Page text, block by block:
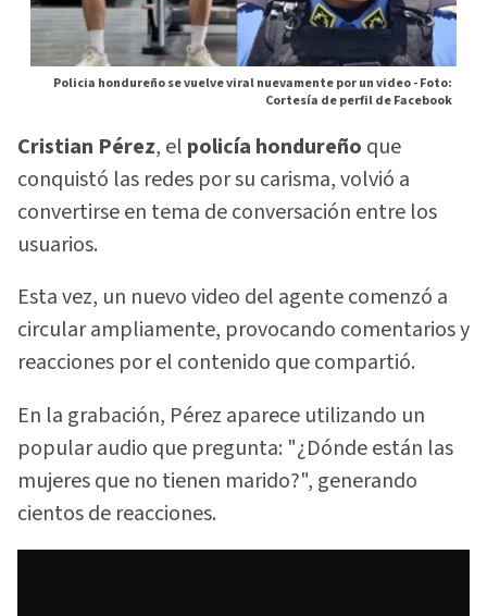
Policia hondureño se vuelve viral nuevamente por un video -Foto:
Cortesía de perfil de Facebook
Cristian Pérez, el policía hondureño que
conquistó las redes por su carisma, volvió a
convertirse en tema de conversación entre los
usuarios.
Esta vez, un nuevo video del agente comenzó a
circular ampliamente, provocando comentarios y
reacciones por el contenido que compartió.
En la grabación, Pérez aparece utilizando un
popular audio que pregunta: "¿Dónde están las
mujeres que no tienen marido?", generando
cientos de reacciones.